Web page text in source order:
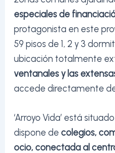
especiales de
protagonista en este
59 pisos de 1, 2 y 3
ubicación totalmente
ventanales y las
accede directamente
‘Arroyo Vida’ está
dispone decolegios,
ocio, conectada al